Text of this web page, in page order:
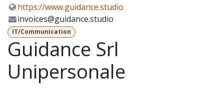
https://www.guidance.studio
invoices@guidance.studio
IT/Communication
Guidance Srl
Unipersonale